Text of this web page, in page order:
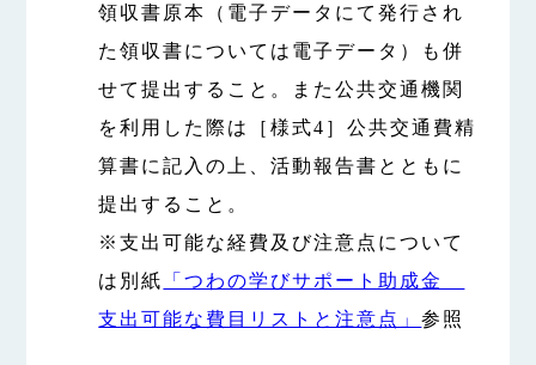
領収書原本（電子データにて発行され
た領収書については電子データ）も併
せて提出すること。また公共交通機関
を利用した際は［様式4］公共交通費精
算書に記入の上、活動報告書とともに
提出すること。
※支出可能な経費及び注意点について
は別紙
「つわの学びサポート助成金
支出可能な費目リストと注意点」参照